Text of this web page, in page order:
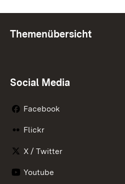
Themenübersicht
Social Media
Facebook
Flickr
X / Twitter
Youtube